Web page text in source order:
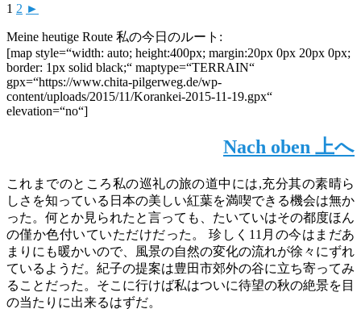
1 2 ►
Meine heutige Route 私の今日のルート :
[map style=“width: auto; height:400px; margin:20px 0px 20px 0px;
border: 1px solid black;“ maptype=“TERRAIN“
gpx=“https://www.chita-pilgerweg.de/wp-
content/uploads/2015/11/Korankei-2015-11-19.gpx“
elevation=“no“]
Nach oben 上へ
これまでのところ私の巡礼の旅の道中には,充分其の素晴ら
しさを知っている日本の美しい紅葉を満喫できる機会は無か
った。何とか見られたと言っても、たいていはその都度ほん
の僅か色付いていただけだった。 珍しく11月の今はまだあ
まりにも暖かいので、風景の自然の変化の流れが徐々にずれ
ているようだ。紀子の提案は豊田市郊外の谷に立ち寄ってみ
ることだった。そこに行けば私はついに待望の秋の絶景を目
の当たりに出来るはずだ。